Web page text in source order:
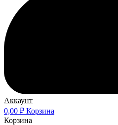
Аккаунт
0,00 ₽ Корзина
Корзина